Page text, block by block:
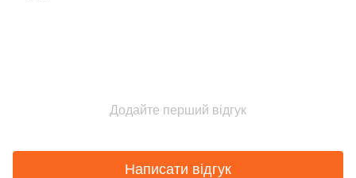
Додайте перший відгук
Написати відгук